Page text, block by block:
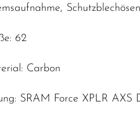
62
Carbon
SRAM Force XPLR AXS